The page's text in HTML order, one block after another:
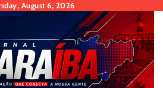
August 6, 2026